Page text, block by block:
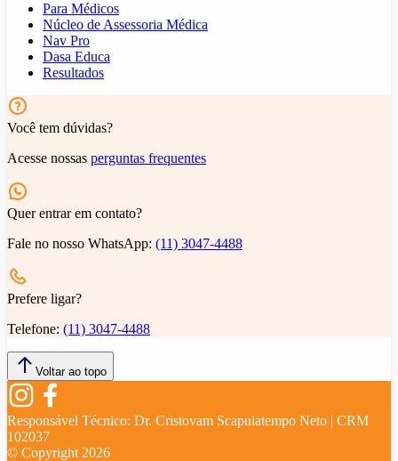
Para Médicos
Núcleo de Assessoria Médica
Nav Pro
Dasa Educa
Resultados
Você tem dúvidas?
Acesse nossas perguntas frequentes
Quer entrar em contato?
Fale no nosso WhatsApp: (11) 3047-4488
Prefere ligar?
Telefone: (11) 3047-4488
Voltar ao topo
Responsável Técnico: Dr. Cristovam Scapulatempo Neto | CRM
102037
© Copyright2026